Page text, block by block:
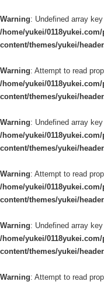
Warning: Undefined array
/home/yukei/
content/themes/yukei/
Warning: Attempt to read
/home/yukei/
content/themes/yukei/
Warning: Undefined array
/home/yukei/
content/themes/yukei/
Warning: Attempt to read
/home/yukei/
content/themes/yukei/
Warning: Undefined array
/home/yukei/
content/themes/yukei/
Warning: Attempt to read